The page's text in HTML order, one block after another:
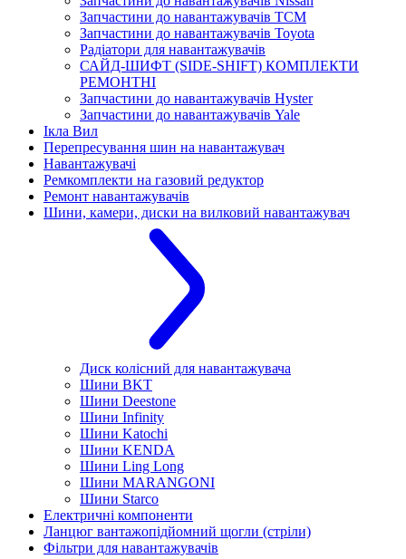
Запчастини до навантажувачів TCM
Запчастини до навантажувачів Toyota
Радіатори для навантажувачів
САЙД-ШИФТ (SIDE-SHIFT) КОМПЛЕКТИ
РЕМОНТНІ
Запчастини до навантажувачів Hyster
Запчастини до навантажувачів Yale
Ікла Вил
Перепресування шин на навантажувач
Навантажувачі
Ремкомплекти на газовий редуктор
Ремонт навантажувачів
Шини, камери, диски на вилковий навантажувач
Диск колісний для навантажувача
Шини BKT
Шини Deestone
Шини Infinity
Шини Katochi
Шини KENDA
Шини Ling Long
Шини MARANGONI
Шини Starco
Електричні компоненти
Ланцюг вантажопідйомний щогли (стріли)
Фільтри для навантажувачів